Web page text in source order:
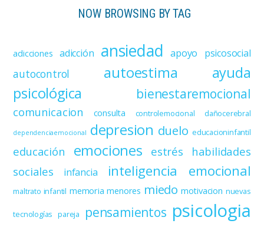
NOW BROWSING BY TAG
adicciones adicción ansiedad apoyo psicosocial
autocontrol autoestima
ayuda
psicológica
bienestaremocional
comunicacion consulta controlemocional dañocerebral
dependenciaemocional depresion duelo educacioninfantil
educación emociones estrés
habilidades
sociales
infancia inteligencia emocional
maltrato infantil memoria menores miedo motivacion nuevas
tecnologías pareja pensamientos psicologia